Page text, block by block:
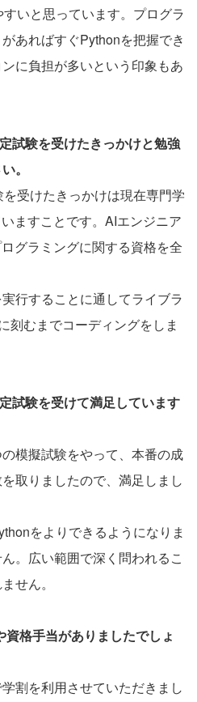
いと思っています。プログラ
あればすぐPythonを把握でき
に負担が多いという印象もあ
試験を受けたきっかけと勉強
。
受けたきっかけは現在専門学
ますことです。AIエンジニア
グラミングに関する資格を全
行することに通してライブラ
刻むまでコーディングをしま
試験を受けて満足しています
模擬試験をやって、本番の成
取りましたので、満足しまし
をよりできるようになりま
。広い範囲で深く問われるこ
せん。
格手当がありましたでしょ
割を利用させていただきまし